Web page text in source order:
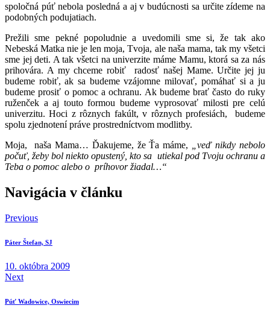
spoločná púť nebola posledná a aj v budúcnosti sa určite zídeme na
podobných podujatiach.
Prežili sme pekné popoludnie a uvedomili sme si, že tak ako
Nebeská Matka nie je len moja, Tvoja, ale naša mama, tak my všetci
sme jej deti. A tak všetci na univerzite máme Mamu, ktorá sa za nás
prihovára. A my chceme robiť radosť našej Mame. Určite jej ju
budeme robiť, ak sa budeme vzájomne milovať, pomáhať si a ju
budeme prosiť o pomoc a ochranu. Ak budeme brať často do ruky
ruženček a aj touto formou budeme vyprosovať milosti pre celú
univerzitu. Hoci z rôznych fakúlt, v rôznych profesiách, budeme
spolu zjednotení práve prostredníctvom modlitby.
Moja, naša Mama… Ďakujeme, že Ťa máme,
„veď nikdy nebolo
počuť, žeby bol niekto opustený, kto sa utiekal pod Tvoju ochranu a
Teba o pomoc alebo o príhovor žiadal…“
Navigácia v článku
Previous
Páter Štefan, SJ
10. októbra 2009
Next
Púť Wadowice, Oswiecim